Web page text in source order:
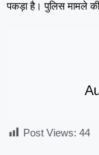
पकड़ा है। पुलिस मामले
Post Views: 44